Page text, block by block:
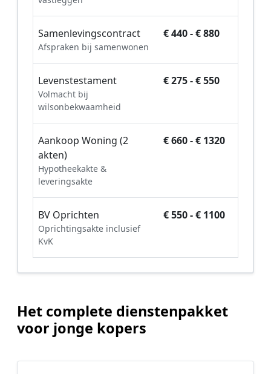
Samenlevingscontract
Afspraken bij samenwonen
€ 440 - € 880
Levenstestament
Volmacht bij
wilsonbekwaamheid
€ 275 - € 550
Aankoop Woning (2
akten)
Hypotheekakte &
leveringsakte
€ 660 - € 1320
BV Oprichten
Oprichtingsakte inclusief
KvK
€ 550 - € 1100
Het complete dienstenpakket
voor jonge kopers